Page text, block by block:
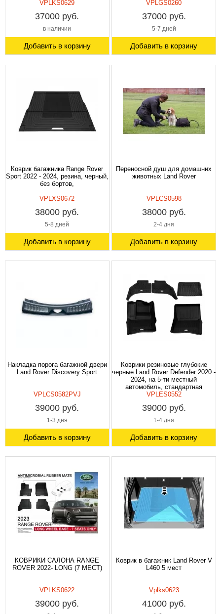
VPLKS0629
37000 руб.
в наличии
Добавить в корзину
VPLGS0260
37000 руб.
5-7 дней
Добавить в корзину
Коврик багажника Range Rover
Sport 2022 - 2024, резина, черный,
без бортов,
VPLXS0672
38000 руб.
5-8 дней
Добавить в корзину
Переносной душ для домашних
животных Land Rover
VPLCS0598
38000 руб.
2-4 дня
Добавить в корзину
Накладка порога багажной двери
Land Rover Discovery Sport
VPLCS0582PVJ
39000 руб.
1-3 дня
Добавить в корзину
Коврики резиновые глубокие
черные Land Rover Defender 2020 -
2024, на 5-ти местный
автомобиль, стандартная
колесная база 110 (5-ти дверный
VPLES0552
39000 руб.
1-4 дня
Добавить в корзину
КОВРИКИ САЛОНА RANGE
ROVER 2022- LONG (7 МЕСТ)
VPLKS0622
39000 руб.
Коврик в багажник Land Rover V
L460 5 мест
Vplks0623
41000 руб.